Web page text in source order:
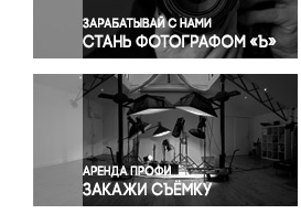
Происшествия и конфликты
Религия
Светская жизнь
Спорт
Экология
Экономика и бизнес